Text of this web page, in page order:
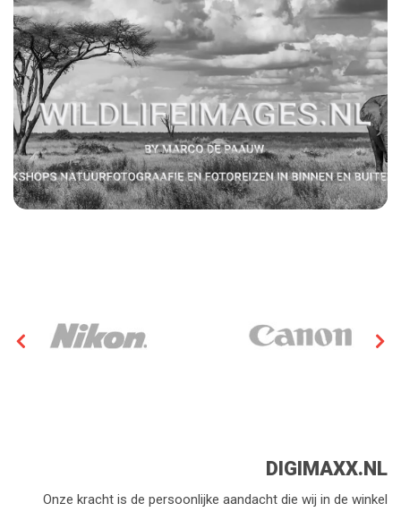
DIGIMAXX.NL
Onze kracht is de persoonlijke aandacht die wij in de winkel